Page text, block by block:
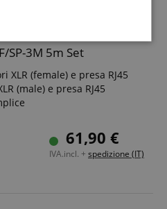
SP-3M 5m Set
XLR (female) e presa RJ45
(male) e presa RJ45
analogici o digitali tramite
liberamente
da 5 m
61,90 €
IVA.incl. + spedizione (IT)
Prestazione